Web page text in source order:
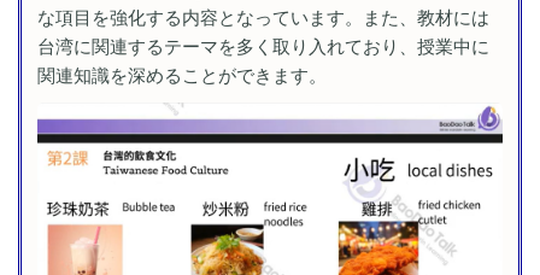
な項目を強化する内容となっています。また、教材には
台湾に関連するテーマを多く取り入れており、授業中に
関連知識を深めることができます。